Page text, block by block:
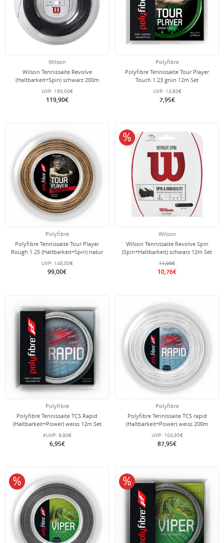
Wilson
Wilson Tennissaite Revolve
(Haltbarkeit+Spin) schwarz 200m
Rolle
UVP: 160,00€
119,90€
Polyfibre
Polyfibre Tennissaite Tour Player
Touch 1.23 grün 12m Set
UVP: 13,80€
7,95€
Polyfibre
Polyfibre Tennissaite Tour Player
Rough 1.25 (Haltbarkeit+Spin) natur
200m Rolle
UVP: 148,00€
99,00€
Wilson
Wilson Tennissaite Revolve Spin
(Spin+Haltbarkeit) schwarz 12m Set
11,95€
10,76€
10% reduziert
Polyfibre
Polyfibre Tennissaite TCS Rapid
(Haltbarkeit+Power) weiss 12m Set
eUVP: 9,90€
6,95€
Polyfibre
Polyfibre Tennissaite TCS rapid
(Haltbarkeit+Power) weiss 200m
Rolle
UVP: 104,95€
87,95€
10% reduziert 10% reduziert